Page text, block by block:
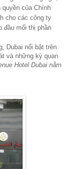
quyền của Chính
cho các công ty
đầu mối thị phần
Dubai nổi bật trên
và những kỳ quan
Hotel Dubai nằm